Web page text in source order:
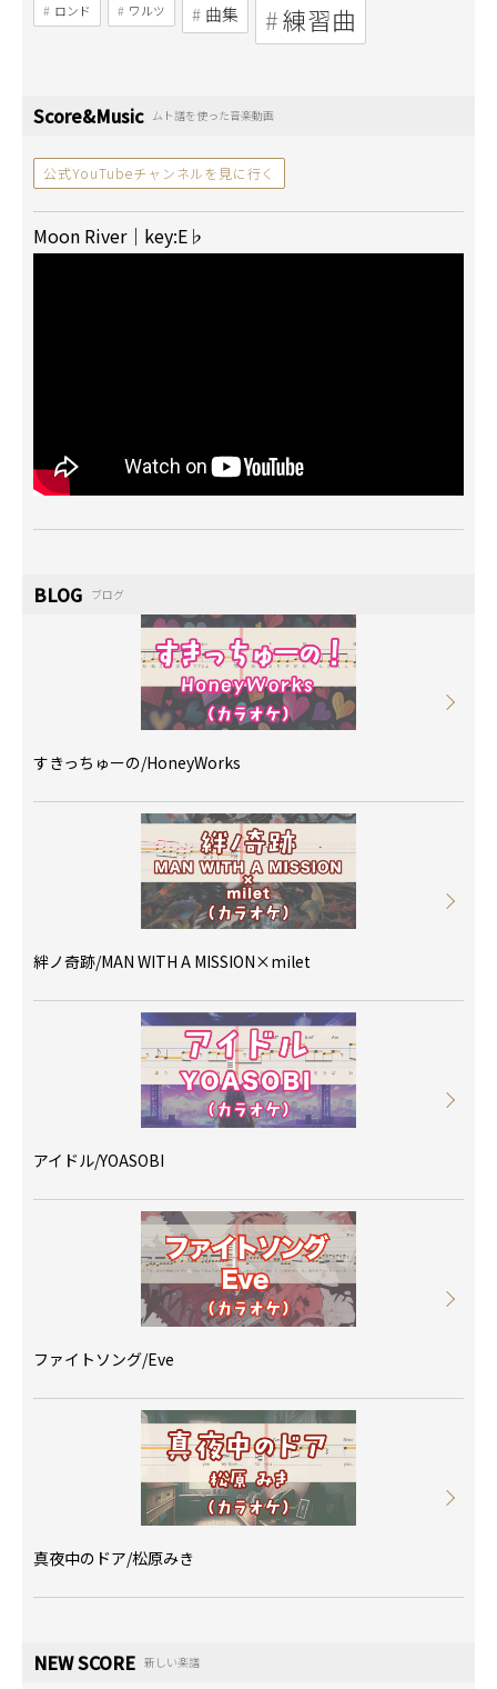
ロンド ワルツ 曲集 練習曲
Score&Music ムト譜を使った音楽動画
公式YouTubeチャンネルを見に行く
Moon River｜key:E♭
BLOG ブログ
すきっちゅーの/HoneyWorks
絆ノ奇跡/MAN WITH A MISSION×milet
アイドル/YOASOBI
ファイトソング/Eve
真夜中のドア/松原みき
NEW SCORE 新しい楽譜